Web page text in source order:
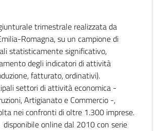
trimestrale realizzata da
Romagna, su un campione di
statisticamente significativo,
degli indicatori di attività
fatturato, ordinativi).
settori di attività economica -
Artigianato e Commercio -,
nei confronti di oltre 1.300 imprese.
disponibile online dal 2010 con serie